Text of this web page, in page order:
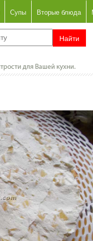
Супы Вторые блюда